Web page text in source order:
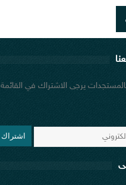
يرجى الاشتراك في القائمة
اشتراك